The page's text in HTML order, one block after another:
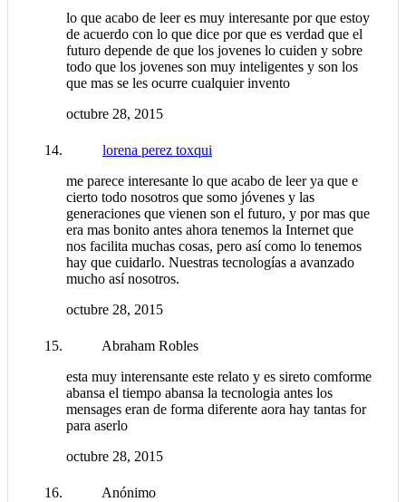
lo que acabo de leer es muy interesante por que estoy
de acuerdo con lo que dice por que es verdad que el
futuro depende de que los jovenes lo cuiden y sobre
todo que los jovenes son muy inteligentes y son los
que mas se les ocurre cualquier invento
octubre 28, 2015
lorena perez toxqui
me parece interesante lo que acabo de leer ya que e
cierto todo nosotros que somo jóvenes y las
generaciones que vienen son el futuro, y por mas que
era mas bonito antes ahora tenemos la Internet que
nos facilita muchas cosas, pero así como lo tenemos
hay que cuidarlo. Nuestras tecnologías a avanzado
mucho así nosotros.
octubre 28, 2015
Abraham Robles
esta muy interensante este relato y es sireto comforme
abansa el tiempo abansa la tecnologia antes los
mensages eran de forma diferente aora hay tantas for
para aserlo
octubre 28, 2015
Anónimo